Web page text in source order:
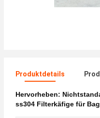
Produktdetails
Hervorheben:
ss304 Filterkäfige für